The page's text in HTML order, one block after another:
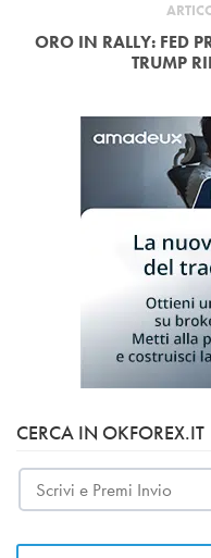
ORO IN RALLY: FED
TRUMP
CERCA IN OKFOREX.IT